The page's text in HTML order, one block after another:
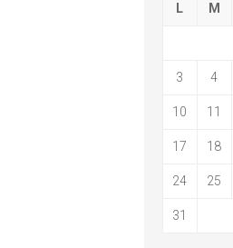
L M
3 4
10 11
17 18
24 25
31